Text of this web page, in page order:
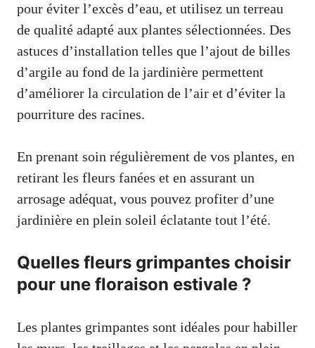
pour éviter l’excès d’eau, et utilisez un terreau
de qualité adapté aux plantes sélectionnées. Des
astuces d’installation telles que l’ajout de billes
d’argile au fond de la jardinière permettent
d’améliorer la circulation de l’air et d’éviter la
pourriture des racines.
En prenant soin régulièrement de vos plantes, en
retirant les fleurs fanées et en assurant un
arrosage adéquat, vous pouvez profiter d’une
jardinière en plein soleil éclatante tout l’été.
Quelles fleurs grimpantes choisir
pour une floraison estivale ?
Les plantes grimpantes sont idéales pour habiller